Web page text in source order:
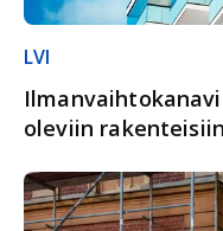
LVI
oleviin rakenteisiin